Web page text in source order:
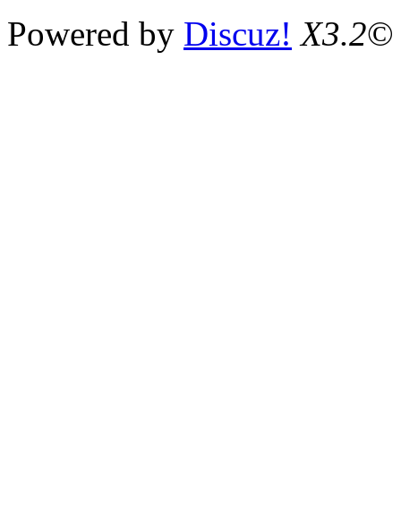
Powered by Discuz! X3.2©